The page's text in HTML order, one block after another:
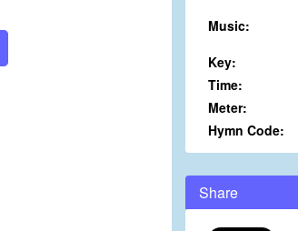
Music:
Key:
Time:
Meter:
Hymn Code:
Share